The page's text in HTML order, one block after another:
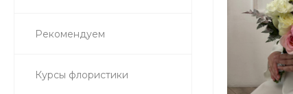
Рекомендуем
Курсы флористики